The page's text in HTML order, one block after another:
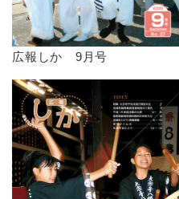
広報しか 9月号